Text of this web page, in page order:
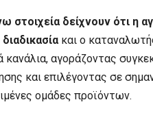
στοιχεία δείχνουν ότι η
και ο
κανάλια, αγοράζοντας
και επιλέγοντας σε
ομάδες προϊόντων.